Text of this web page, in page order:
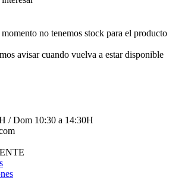
no tenemos stock para el producto
avisar cuando vuelva a estar disponible
/ Dom 10:30 a 14:30H